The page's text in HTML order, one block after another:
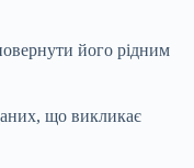
його рідним
що викликає